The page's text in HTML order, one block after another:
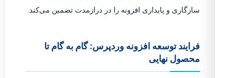
سازگاری و پایداری افزونه را در درازمدت تضمین می‌کند.
فرایند توسعه افزونه وردپرس: گام به گام تا
محصول نهایی